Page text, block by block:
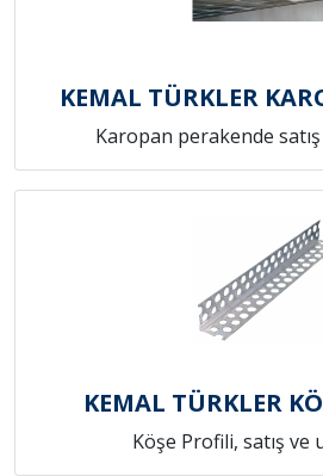
KEMAL TÜRKLER
Karopan perakende
KEMAL TÜRKLER
Köşe Profili, satış ve